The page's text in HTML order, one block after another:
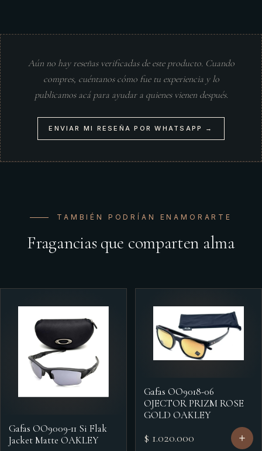
Aún no hay reseñas verificadas de este producto. Cuando
compres, cuéntanos cómo fue tu experiencia y lo
publicamos acá para ayudar a quienes vienen después.
ENVIAR MI RESEÑA POR WHATSAPP →
TAMBIÉN PODRÍAN ENAMORARTE
Fragancias que comparten alma
Gafas OO9009-11 Si Flak
Jacket Matte OAKLEY
Gafas OO9018-06
OJECTOR PRIZM ROSE
GOLD OAKLEY
$ 1.020.000